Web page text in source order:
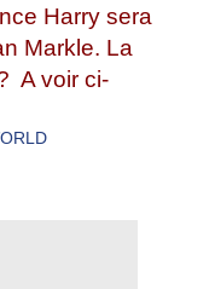
Harry sera
Markle. La
A voir ci-